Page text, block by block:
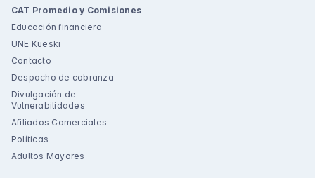
CAT Promedio y Comisiones
Educación financiera
UNE Kueski
Contacto
Despacho de cobranza
Divulgación de
Vulnerabilidades
Afiliados Comerciales
Políticas
Adultos Mayores